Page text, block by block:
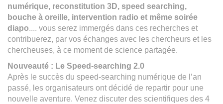
numérique, reconstitution 3D, speed searching,
bouche à oreille, intervention radio et même soirée
diapo.... vous serez immergés dans ces recherches et
contribuerez, par vos échanges avec les chercheurs et les
chercheuses, à ce moment de science partagée.
Nouveauté : Le Speed-searching 2.0
Après le succès du speed-searching numérique de l’an
passé, les organisateurs ont décidé de repartir pour une
nouvelle aventure. Venez discuter des scientifiques des 4